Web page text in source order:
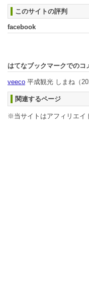
このサイトの評判
facebook
はてなブックマークでのコ
veeco 平成観光 しまね （
関連するページ
※当サイトはアフィリエイ